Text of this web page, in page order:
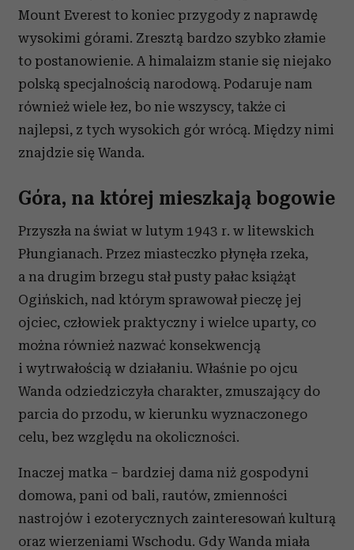
Mount Everest to koniec przygody z naprawdę
wysokimi górami. Zresztą bardzo szybko złamie
to postanowienie. A himalaizm stanie się niejako
polską specjalnością narodową. Podaruje nam
również wiele łez, bo nie wszyscy, także ci
najlepsi, z tych wysokich gór wrócą. Między nimi
znajdzie się Wanda.
Góra, na której mieszkają bogowie
Przyszła na świat w lutym 1943 r. w litewskich
Płungianach. Przez miasteczko płynęła rzeka,
a na drugim brzegu stał pusty pałac książąt
Ogińskich, nad którym sprawował pieczę jej
ojciec, człowiek praktyczny i wielce uparty, co
można również nazwać konsekwencją
i wytrwałością w działaniu. Właśnie po ojcu
Wanda odziedziczyła charakter, zmuszający do
parcia do przodu, w kierunku wyznaczonego
celu, bez względu na okoliczności.
Inaczej matka – bardziej dama niż gospodyni
domowa, pani od bali, rautów, zmienności
nastrojów i ezoterycznych zainteresowań kulturą
oraz wierzeniami Wschodu. Gdy Wanda miała